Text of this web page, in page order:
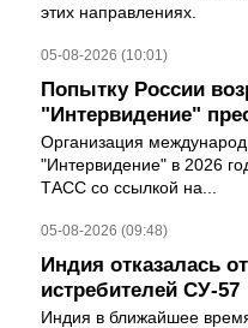
этих направлениях.
05-08-2026 (10:01)
Попытку России
"Интервидение"
Организация
"Интервидение" в 2026
ТАСС со ссылкой на...
05-08-2026 (09:48)
Индия отказалась
истребителей СУ-57
Индия в ближайшее